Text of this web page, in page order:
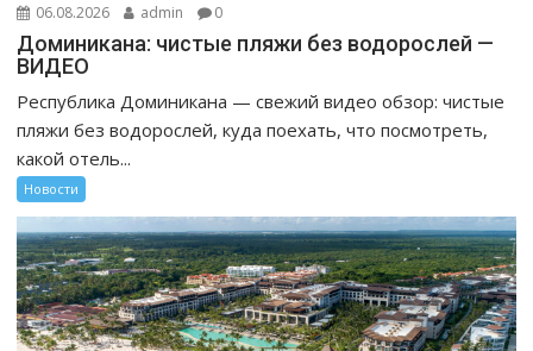
06.08.2026 admin 0
Доминикана: чистые пляжи без водорослей —
ВИДЕО
Республика Доминикана — свежий видео обзор: чистые
пляжи без водорослей, куда поехать, что посмотреть,
какой отель...
Новости